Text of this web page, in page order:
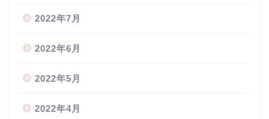
2022年7月
2022年6月
2022年5月
2022年4月